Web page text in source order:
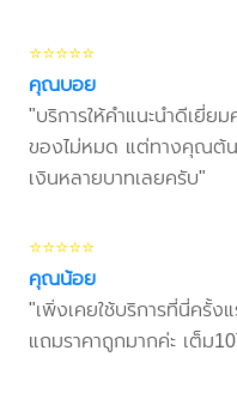
⭐⭐⭐⭐⭐
คุณบอย
"บริการให้คำแนะนำดีเยี่
ของไม่หมด แต่ทางคุณต้น
เงินหลายบาทเลยครับ"
⭐⭐⭐⭐⭐
คุณน้อย
"เพิ่งเคยใช้บริการที่นี่ครั้ง
แถมราคาถูกมากค่ะ เต็ม